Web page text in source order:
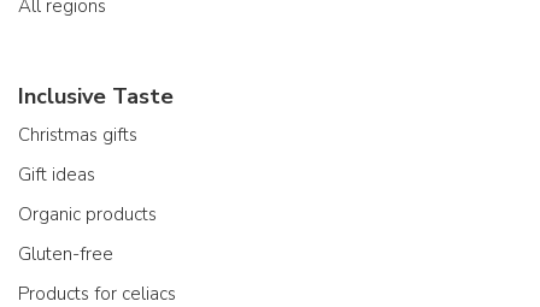
All regions
Inclusive Taste
Christmas gifts
Gift ideas
Organic products
Gluten-free
Products for celiacs